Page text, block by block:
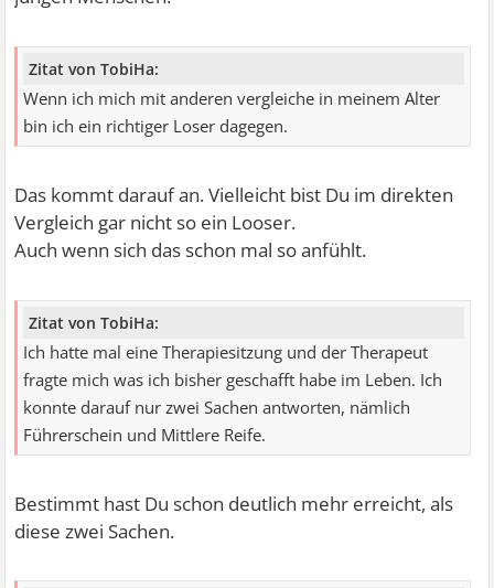
Zitat von TobiHa:
Wenn ich mich mit anderen vergleiche in meinem Alter
bin ich ein richtiger Loser dagegen.
Das kommt darauf an. Vielleicht bist Du im direkten
Vergleich gar nicht so ein Looser.
Auch wenn sich das schon mal so anfühlt.
Zitat von TobiHa:
Ich hatte mal eine Therapiesitzung und der Therapeut
fragte mich was ich bisher geschafft habe im Leben. Ich
konnte darauf nur zwei Sachen antworten, nämlich
Führerschein und Mittlere Reife.
Bestimmt hast Du schon deutlich mehr erreicht, als
diese zwei Sachen.